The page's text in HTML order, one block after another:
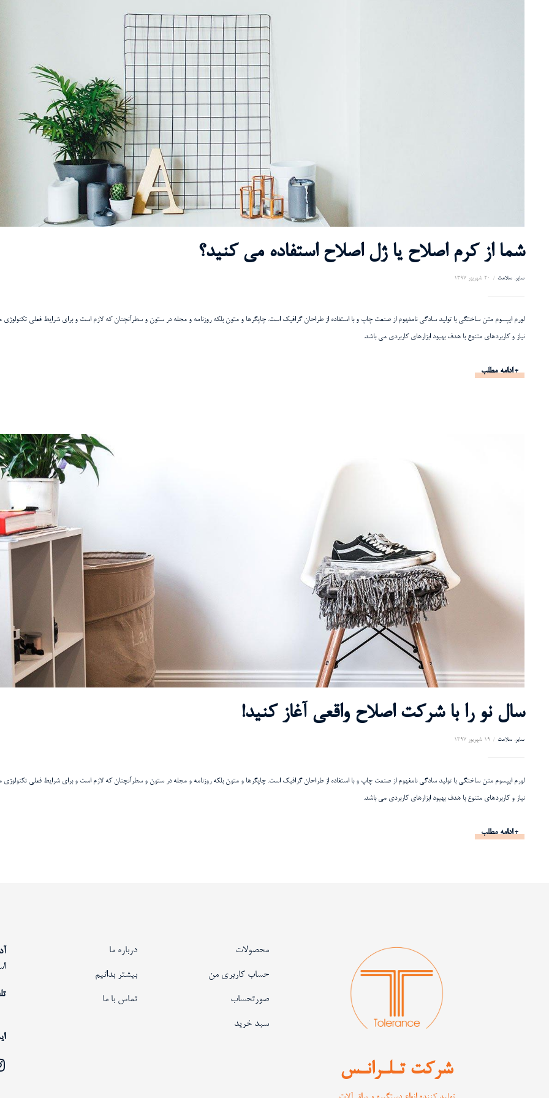
شما از کرم اصلاح یا ژل اصلاح استفاده می کنید؟
سایر, سلامت 20 شهریور 1397
لورم ایپسوم متن ساختگی با تولید سادگی نامفهوم از صنعت چاپ و با استفاده از طراحان گرافیک است. چاپگرها و متون بلکه روزنامه و مجله در ستون و سطرآنچنان که لازم است و برای شرایط فعلی تکنولوژی
نیاز و کاربردهای متنوع با هدف بهبود ابزارهای کاربردی می باشد.
ادامه مطلب
سال نو را با شرکت اصلاح واقعی آغاز کنید!
سایر, سلامت 19 شهریور 1397
لورم ایپسوم متن ساختگی با تولید سادگی نامفهوم از صنعت چاپ و با استفاده از طراحان گرافیک است. چاپگرها و متون بلکه روزنامه و مجله در ستون و سطرآنچنان که لازم است و برای شرایط فعلی تکنولوژی
نیاز و کاربردهای متنوع با هدف بهبود ابزارهای کاربردی می باشد.
ادامه مطلب
شرکت تـلـرانـس
محصولات
حساب کاربری من
صورتحساب
سبد خرید
درباره ما
بیشتر بدانیم
تماس با ما